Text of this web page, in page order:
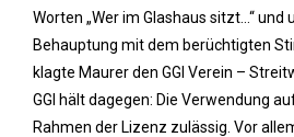
Worten „Wer im Glashaus sitzt…“
Behauptung mit dem berüchtigten
klagte Maurer den GGI Verein –
GGI hält dagegen: Die Verwendung
Rahmen der Lizenz zulässig. Vor